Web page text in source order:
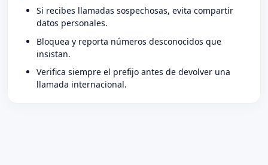
Si recibes llamadas sospechosas, evita compartir
datos personales.
Bloquea y reporta números desconocidos que
insistan.
Verifica siempre el prefijo antes de devolver una
llamada internacional.